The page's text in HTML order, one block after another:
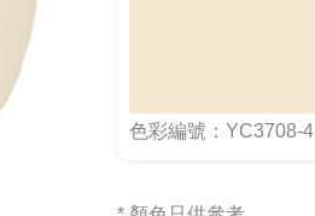
色彩編號：YC3708-4